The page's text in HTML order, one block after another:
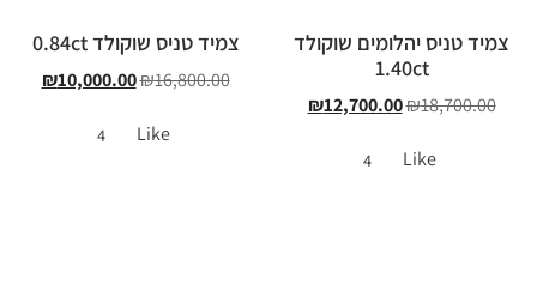
צמיד טניס יהלומים שוקולד
1.40ct
₪18,700.00
₪12,700.00
Like
4
צמיד טניס שוקולד 0.84ct
₪16,800.00
₪10,000.00
Like
4